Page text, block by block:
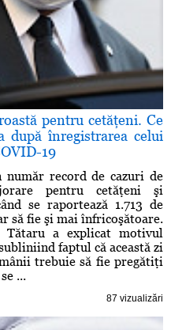
pentru cetăţeni. Ce
după înregistrarea celui
19
record de cazuri de
pentru cetăţeni şi
se raportează 1.713 de
să fie şi mai înfricoşătoare.
a explicat motivul
faptul că această zi
trebuie să fie pregătiţi
...
87 vizualizări